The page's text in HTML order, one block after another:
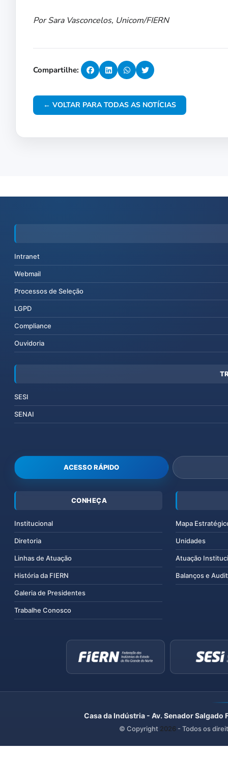
Por Sara Vasconcelos, Unicom/FIERN
Compartilhe:
← VOLTAR PARA TODAS AS NOTÍCIAS
Intranet
Webmail
Processos de Seleção
LGPD
Compliance
Ouvidoria
SESI
SENAI
ACESSO RÁPIDO
CONHEÇA
Institucional
Diretoria
Linhas de Atuação
História da FIERN
Galeria de Presidentes
Trabalhe Conosco
Mapa
Unidades
Atuação
Balanços e
Casa da Indústria - Av. Senador
© Copyright 2026 - Todos os